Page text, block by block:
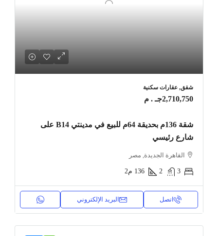
شقق, عقارات سكنية
2,710,750جـ . م
شقة 136م بحديقة 64م للبيع في مدينتي B14 على
شارع رئيسي
القاهرة الجديدة, مصر
3
2
136 م2
اتصل البريد الإلكتروني